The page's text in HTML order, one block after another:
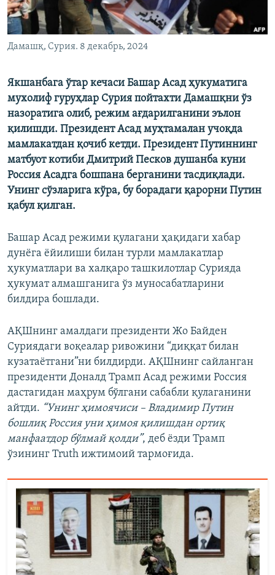
Дамашқ, Сурия. 8 декабрь, 2024
Якшанбага ўтар кечаси Башар Асад ҳукуматига
мухолиф гуруҳлар Сурия пойтахти Дамашқни ўз
назоратига олиб, режим ағдарилганини эълон
қилишди. Президент Асад муҳтамалан учоқда
мамлакатдан қочиб кетди. Президент Путиннинг
матбуот котиби Дмитрий Песков душанба куни
Россия Асадга бошпана берганини тасдиқлади.
Унинг сўзларига кўра, бу борадаги қарорни Путин
қабул қилган.
Башар Асад режими қулагани ҳақидаги хабар
дунёга ёйилиши билан турли мамлакатлар
ҳукуматлари ва халқаро ташкилотлар Сурияда
ҳукумат алмашганига ўз муносабатларини
билдира бошлади.
АҚШнинг амалдаги президенти Жо Байден
Суриядаги воқеалар ривожини “диққат билан
кузатаётгани”ни билдирди. АҚШнинг сайланган
президенти Доналд Трамп Асад режими Россия
дастагидан маҳрум бўлгани сабабли қулаганини
айтди. “Унинг ҳимоячиси – Владимир Путин
бошлиқ Россия уни ҳимоя қилишдан ортиқ
манфаатдор бўлмай қолди”, деб ёзди Трамп
ўзининг Truth ижтимоий тармоғида.